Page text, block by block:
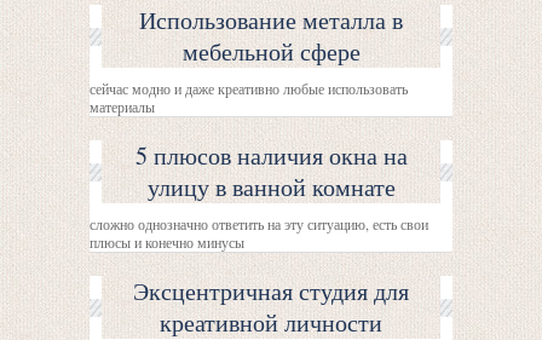
Использование металла в
мебельной сфере
сейчас модно и даже креативно любые использовать
материалы
5 плюсов наличия окна на
улицу в ванной комнате
сложно однозначно ответить на эту ситуацию, есть свои
плюсы и конечно минусы
Эксцентричная студия для
креативной личности